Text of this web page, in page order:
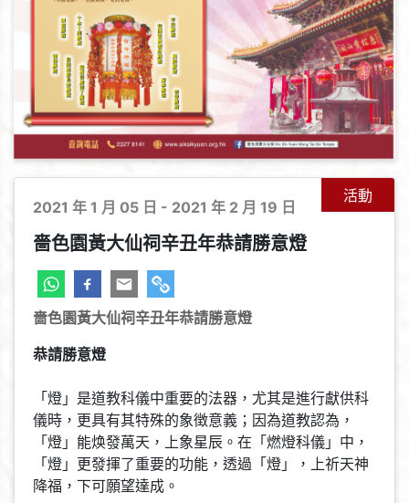
活動
2021 年 1 月 05 日 - 2021 年 2 月 19 日
嗇色園黃大仙祠辛丑年恭請勝意燈
嗇色園黃大仙祠辛丑年恭請勝意燈
恭請勝意燈
「燈」是道教科儀中重要的法器，尤其是進行獻供科
儀時，更具有其特殊的象徴意義；因為道教認為，
「燈」能焕發萬天，上象星辰。在「燃燈科儀」中，
「燈」更發揮了重要的功能，透過「燈」，上祈天神
降福，下可願望達成。